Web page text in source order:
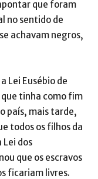
que foram
no sentido de
achavam negros,
Lei Eusébio de
tinha como fim
país, mais tarde,
todos os filhos da
Lei dos
que os escravos
ficariam livres.